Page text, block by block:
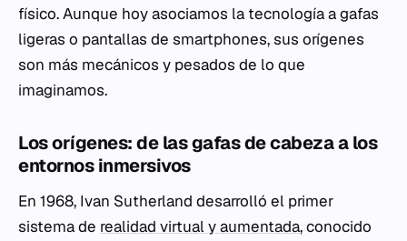
físico. Aunque hoy asociamos la tecnología a gafas
ligeras o pantallas de smartphones, sus orígenes
son más mecánicos y pesados de lo que
imaginamos.
Los orígenes: de las gafas de cabeza a los
entornos inmersivos
En 1968, Ivan Sutherland desarrolló el primer
sistema de realidad virtual y aumentada, conocido